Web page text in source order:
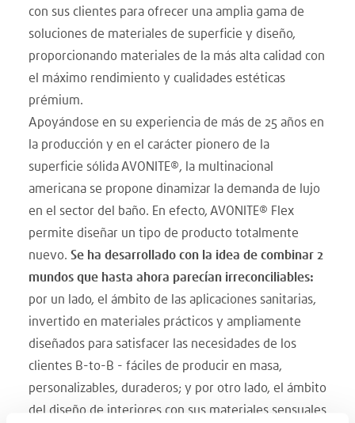
con sus clientes para ofrecer una amplia gama de
soluciones de materiales de superficie y diseño,
proporcionando materiales de la más alta calidad con
el máximo rendimiento y cualidades estéticas
prémium.
Apoyándose en su experiencia de más de 25 años en
la producción y en el carácter pionero de la
superficie sólida AVONITE®, la multinacional
americana se propone dinamizar la demanda de lujo
en el sector del baño. En efecto, AVONITE® Flex
permite diseñar un tipo de producto totalmente
nuevo. Se ha desarrollado con la idea de combinar 2
mundos que hasta ahora parecían irreconciliables:
por un lado, el ámbito de las aplicaciones sanitarias,
invertido en materiales prácticos y ampliamente
diseñados para satisfacer las necesidades de los
clientes B-to-B - fáciles de producir en masa,
personalizables, duraderos; y por otro lado, el ámbito
del diseño de interiores con sus materiales sensuales